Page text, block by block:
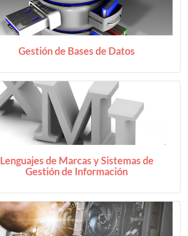
Gestión de Bases de Datos
Lenguajes de Marcas y Sistemas de
Gestión de Información